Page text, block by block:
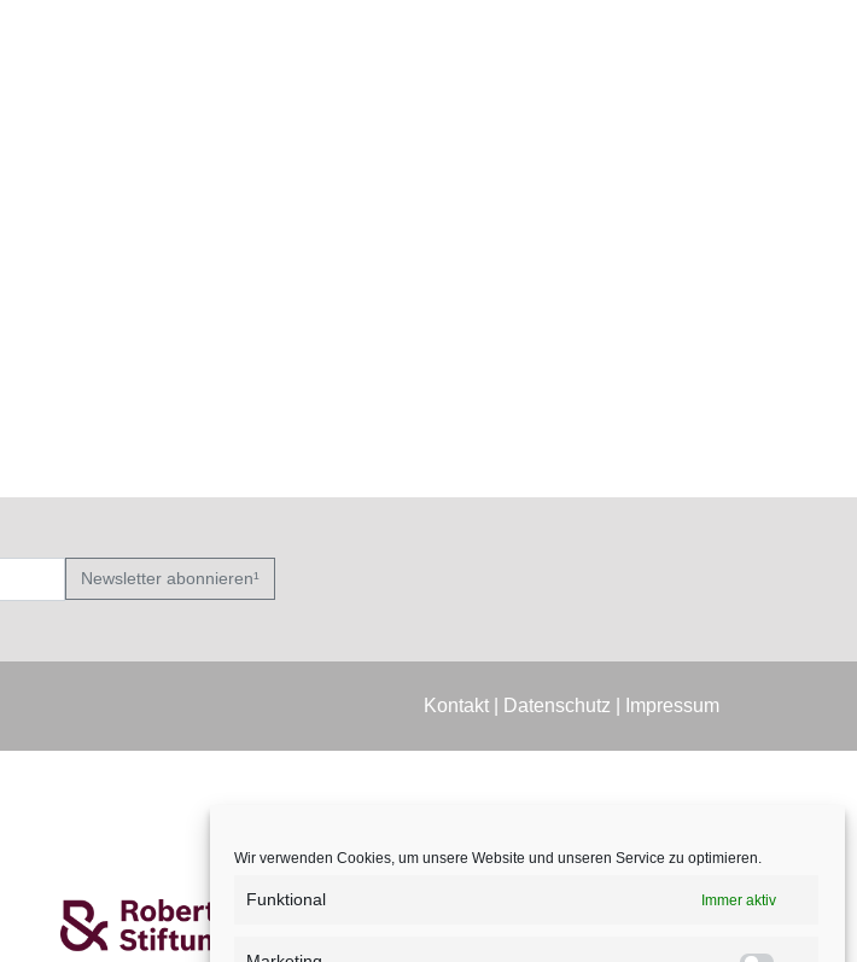
Wir verwenden Cookies, um unsere Website und unseren Service zu optimieren.
Funktional Immer aktiv
Newsletter abonnieren¹
Kontakt| Datenschutz Impressum